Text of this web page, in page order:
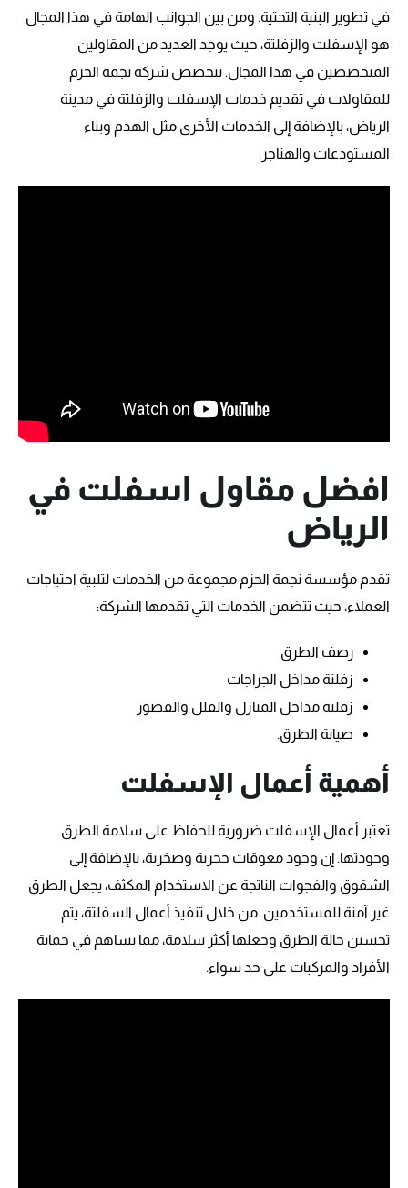
في تطوير البنية التحتية. ومن بين الجوانب الهامة في هذا المجال
هو الإسفلت والزفلتة، حيث يوجد العديد من المقاولين
المتخصصين في هذا المجال. تتخصص شركة نجمة الحزم
للمقاولات في تقديم خدمات الإسفلت والزفلتة في مدينة
الرياض، بالإضافة إلى الخدمات الأخرى مثل الهدم وبناء
المستودعات والهناجر.
افضل مقاول اسفلت في
الرياض
تقدم مؤسسة نجمة الحزم مجموعة من الخدمات لتلبية احتياجات
العملاء، حيث تتضمن الخدمات التي تقدمها الشركة:
رصف الطرق
زفلتة مداخل الجراجات
زفلتة مداخل المنازل والفلل والقصور
صيانة الطرق.
أهمية أعمال الإسفلت
تعتبر أعمال الإسفلت ضرورية للحفاظ على سلامة الطرق
وجودتها. إن وجود معوقات حجرية وصخرية، بالإضافة إلى
الشقوق والفجوات الناتجة عن الاستخدام المكثف، يجعل الطرق
غير آمنة للمستخدمين. من خلال تنفيذ أعمال السفلتة، يتم
تحسين حالة الطرق وجعلها أكثر سلامة، مما يساهم في حماية
الأفراد والمركبات على حد سواء.